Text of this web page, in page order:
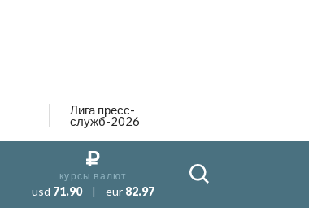
Лига пресс-
служб-2026
курсы валют
usd 71.90 | eur 82.97